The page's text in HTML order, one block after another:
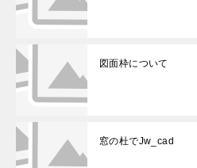
図面枠について
窓の杜でJw_cad